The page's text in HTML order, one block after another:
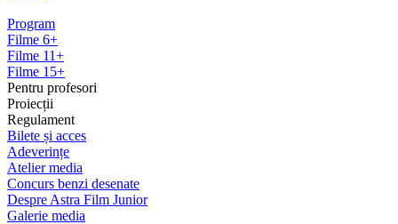
Program
Filme 6+
Filme 11+
Filme 15+
Pentru profesori
Proiecții
Regulament
Bilete și acces
Adeverințe
Atelier media
Concurs benzi desenate
Despre Astra Film Junior
Galerie media